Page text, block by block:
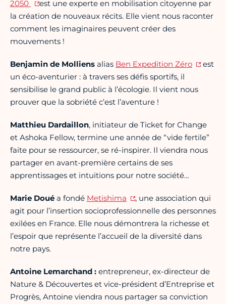
2050
est une experte en mobilisation citoyenne par
la création de nouveaux récits. Elle vient nous raconter
comment les imaginaires peuvent créer des
mouvements !
Benjamin de Molliens alias Ben Expedition Zéro
est
un éco-aventurier : à travers ses défis sportifs, il
sensibilise le grand public à l’écologie. Il vient nous
prouver que la sobriété c’est l’aventure !
Matthieu Dardaillon, initiateur de Ticket for Change
et Ashoka Fellow, termine une année de “vide fertile”
faite pour se ressourcer, se ré-inspirer. Il viendra nous
partager en avant-première certains de ses
apprentissages et intuitions pour notre société…
Marie Doué a fondé Metishima
, une association qui
agit pour l’insertion socioprofessionnelle des personnes
exilées en France. Elle nous démontrera la richesse et
l’espoir que représente l’accueil de la diversité dans
notre pays.
A ntoine Lemarchand : entrepreneur, ex-directeur de
Nature & Découvertes et vice-président d’Entreprise et
Progrès, Antoine viendra nous partager sa conviction